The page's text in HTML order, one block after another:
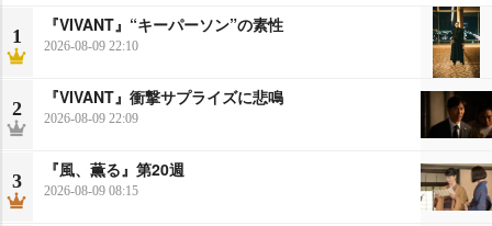
1
『VIVANT』“キーパーソン”の素性
2026-08-09 22:10
2
『VIVANT』衝撃サプライズに悲鳴
2026-08-09 22:09
3
『風、薫る』第20週
2026-08-09 08:15